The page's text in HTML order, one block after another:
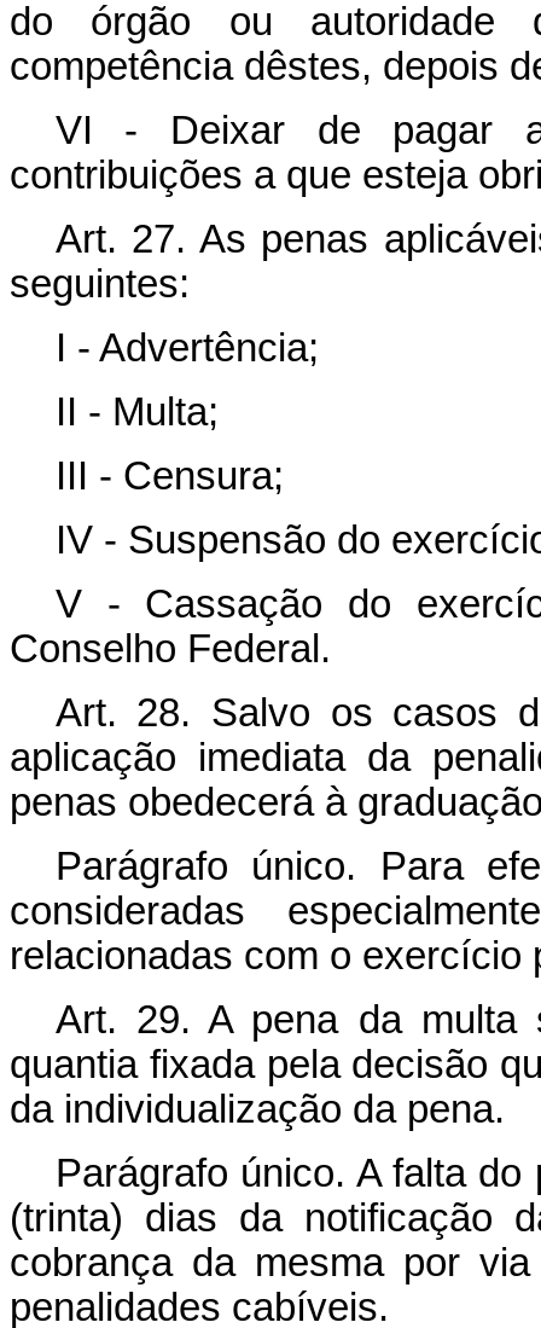
do órgão ou autoridade
competência dêstes, depois
VI - Deixar de pagar
contribuições a que esteja
Art. 27. As penas
seguintes:
I - Advertência;
II - Multa;
III - Censura;
IV - Suspensão do
V - Cassação do
Conselho Federal.
Art. 28. Salvo os casos
aplicação imediata da
penas obedecerá à
Parágrafo único. Para
consideradas
relacionadas com o exercício
Art. 29. A pena da multa
quantia fixada pela decisão
da individualização da pena.
Parágrafo único. A falta
(trinta) dias da notificação
cobrança da mesma por
penalidades cabíveis.